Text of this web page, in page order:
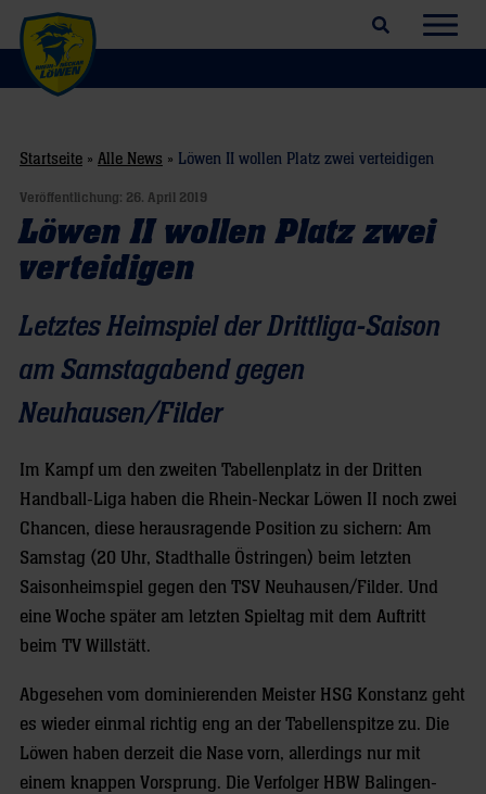
Suchfeld öffnen
Startseite » Alle News » Löwen II wollen Platz zwei verteidigen
Veröffentlichung: 26. April 2019
Löwen II wollen Platz zwei
verteidigen
Letztes Heimspiel der Drittliga-Saison
am Samstagabend gegen
Neuhausen/Filder
Im Kampf um den zweiten Tabellenplatz in der Dritten
Handball-Liga haben die Rhein-Neckar Löwen II noch zwei
Chancen, diese herausragende Position zu sichern: Am
Samstag (20 Uhr, Stadthalle Östringen) beim letzten
Saisonheimspiel gegen den TSV Neuhausen/Filder. Und
eine Woche später am letzten Spieltag mit dem Auftritt
beim TV Willstätt.
Abgesehen vom dominierenden Meister HSG Konstanz geht
es wieder einmal richtig eng an der Tabellenspitze zu. Die
Löwen haben derzeit die Nase vorn, allerdings nur mit
einem knappen Vorsprung. Die Verfolger HBW Balingen-